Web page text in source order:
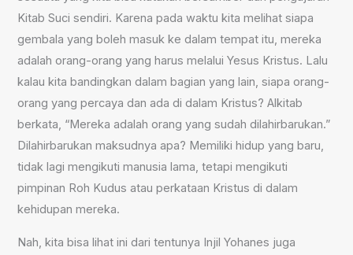
Kitab Suci sendiri. Karena pada waktu kita melihat siapa
gembala yang boleh masuk ke dalam tempat itu, mereka
adalah orang-orang yang harus melalui Yesus Kristus. Lalu
kalau kita bandingkan dalam bagian yang lain, siapa orang-
orang yang percaya dan ada di dalam Kristus? Alkitab
berkata, “Mereka adalah orang yang sudah dilahirbarukan.”
Dilahirbarukan maksudnya apa? Memiliki hidup yang baru,
tidak lagi mengikuti manusia lama, tetapi mengikuti
pimpinan Roh Kudus atau perkataan Kristus di dalam
kehidupan mereka.
Nah, kita bisa lihat ini dari tentunya Injil Yohanes juga